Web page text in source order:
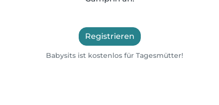
Registrieren
Babysits ist kostenlos für Tagesmütter!